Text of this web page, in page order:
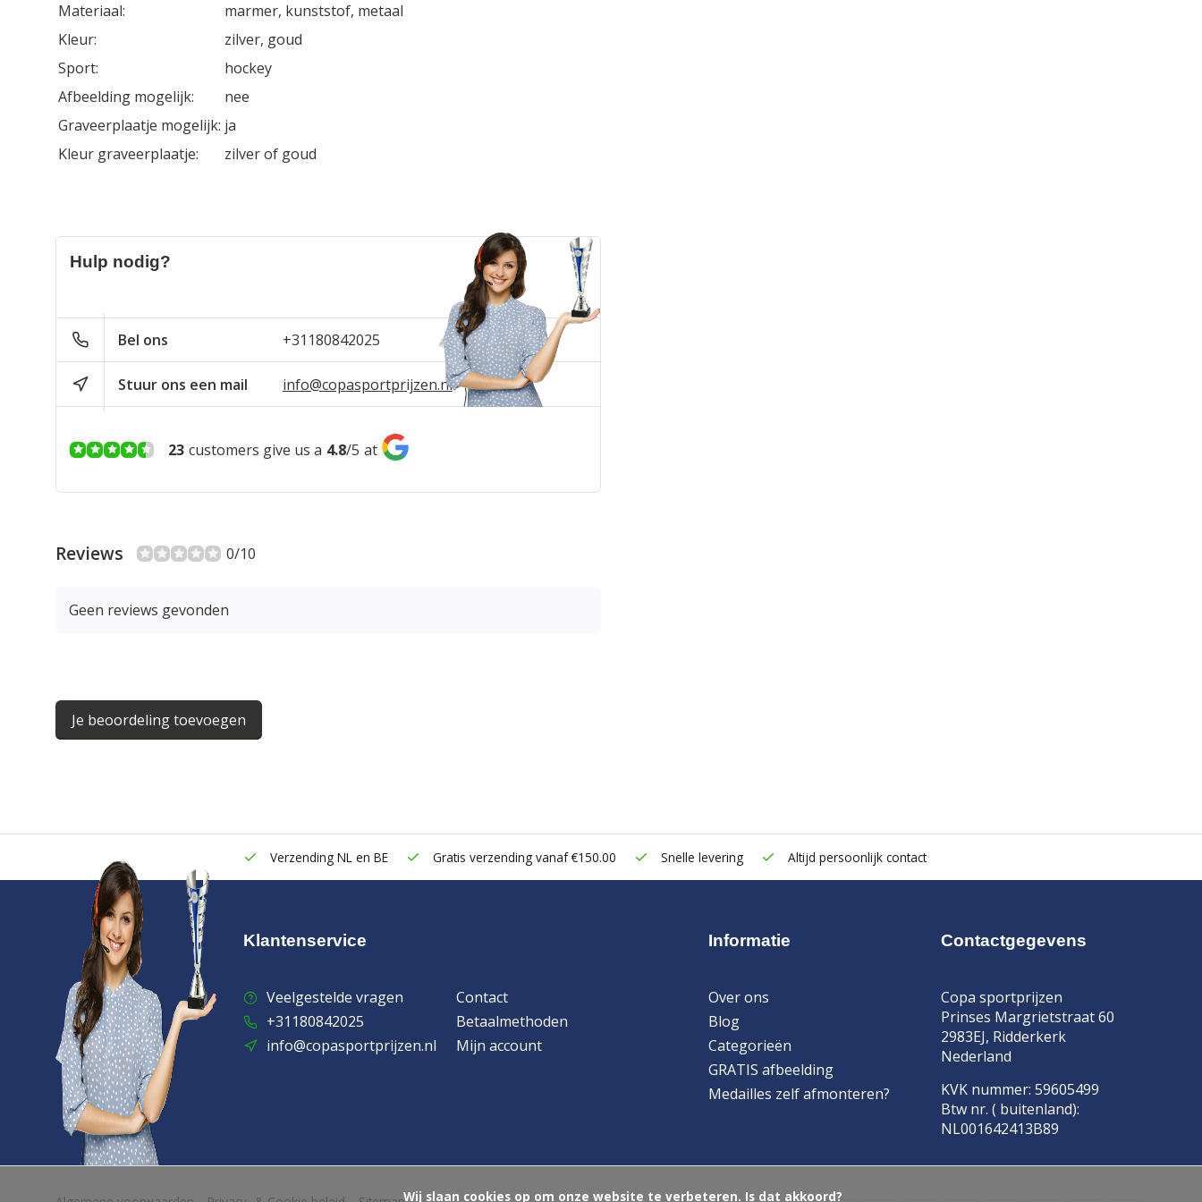
Materiaal:
marmer, kunststof, metaal
Kleur:
zilver, goud
Sport:
hockey
Afbeelding mogelijk:
nee
Graveerplaatje mogelijk: ja
Kleur graveerplaatje:
zilver of goud
Hulp nodig?
Bel ons +31180842025
Stuur ons een mail info@copasportprijzen.nl
23 customers give us a 4.8/5 at
Reviews 0/10
Geen reviews gevonden
Je beoordeling toevoegen
Verzending NL en BE Gratis verzending vanaf €150.00 Snelle levering Altijd persoonlijk contact
Klantenservice
Veelgestelde vragen
+31180842025
info@copasportprijzen.nl
Contact
Betaalmethoden
Mijn account
Informatie
Over ons
Blog
Categorieën
GRATIS afbeelding
Medailles zelf afmonteren?
Contactgegevens
Copa sportprijzen
Prinses Margrietstraat 60
2983EJ, Ridderkerk
Nederland
KVK nummer: 59605499
Btw nr. ( buitenland):
NL001642413B89
            Wij slaan cookies op om onze website te verbeteren. Is dat akkoord?